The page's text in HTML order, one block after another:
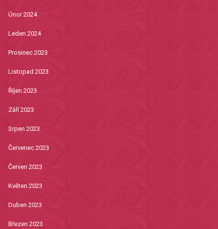
Únor 2024
Leden 2024
Prosinec 2023
Listopad 2023
Říjen 2023
Září 2023
Srpen 2023
Červenec 2023
Červen 2023
Květen 2023
Duben 2023
Březen 2023